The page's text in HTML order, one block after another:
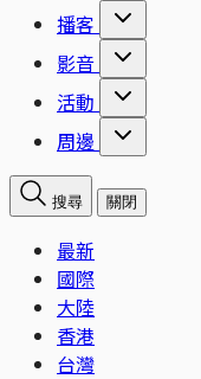
播客
影音
活動
周邊
搜尋 關閉
最新
國際
大陸
香港
台灣